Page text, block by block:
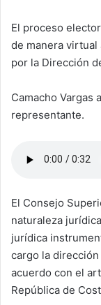
El proceso
de manera virtual
por la Dirección
Camacho Vargas
representante.
El Consejo
naturaleza
jurídica
cargo la
acuerdo con el
República de